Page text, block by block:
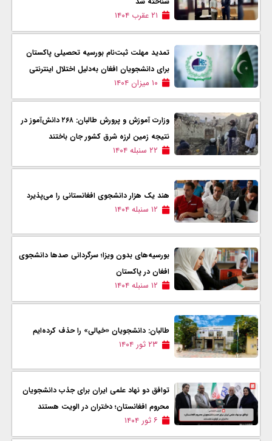
۲۱ عقرب ۱۴۰۴
تمدید مهلت ثبت‌نام بورسیه تحصیلی پاکستان
برای دانشجویان افغان به‌دلیل اختلال اینترنتی
۱۰ میزان ۱۴۰۴
وزارت آموزش و پرورش طالبان: ۲۶۸ دانش‌آموز در
نتیجه زمین لرزه شرق کشور جان باختند
۲۲ سنبله ۱۴۰۴
هند یک هزار دانشجوی افغانستانی را می‌پذیرد
۱۲ سنبله ۱۴۰۴
بورسیه‌های بدون ویزا؛ سرگردانی صدها دانشجوی
افغان در پاکستان
۱۲ سنبله ۱۴۰۴
طالبان: دانشجویان «خیالی» را حذف کرده‌ایم
۲۳ ثور ۱۴۰۴
توافق دو نهاد علمی ایران برای جذب دانشجویان
محروم افغانستان؛ دختران در الویت هستند
۶ ثور ۱۴۰۴